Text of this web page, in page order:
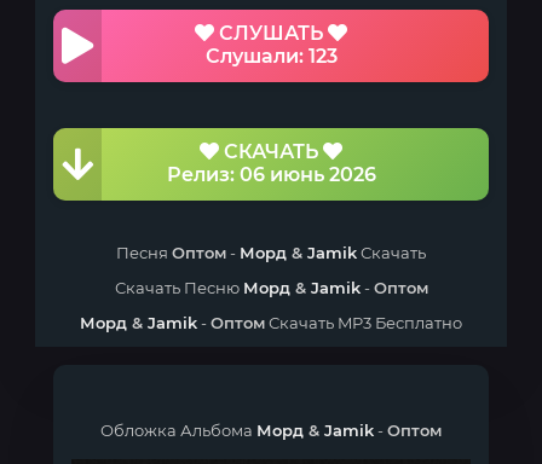
СЛУШАТЬ
Слушали: 123
СКАЧАТЬ
Релиз: 06 июнь 2026
Песня Оптом- Морд & JamikСкачать
Скачать Песню Морд& Jamik-Оптом
Морд & Jamik-ОптомСкачать MP3 Бесплатно
Обложка Альбома Морд & Jamik-Оптом